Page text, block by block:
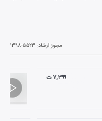
مجوز ارشاد: ۱۳۹۸-۵۵۲۳
۷,۳۹۹ ت